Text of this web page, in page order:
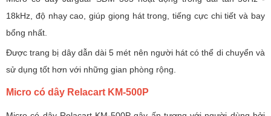
18kHz, độ nhạy cao, giúp giọng hát trong, tiếng cực chi tiết và bay
bổng nhất.
Được trang bị dây dẫn dài 5 mét nên người hát có thể di chuyển và
sử dụng tốt hơn với những gian phòng rộng.
Micro có dây Relacart KM-500P